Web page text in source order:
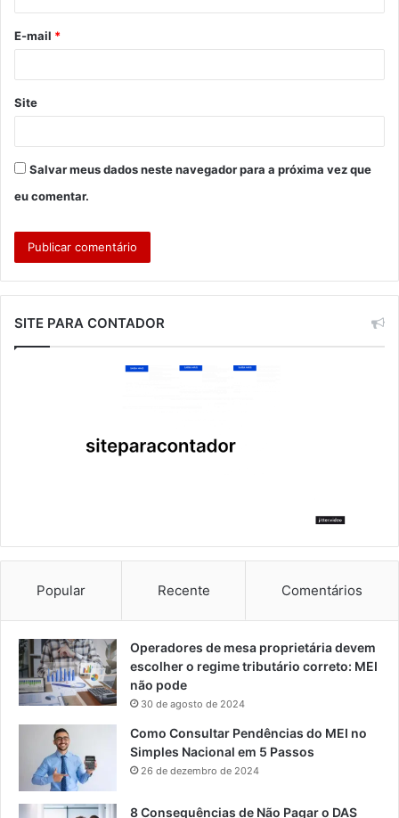
*
E-mail *
Site
Salvar meus dados neste navegador para a próxima vez que
eu comentar.
SITE PARA CONTADOR
Popular Recente Comentários
Operadores de mesa proprietária devem
escolher o regime tributário correto: MEI
não pode
30 de agosto de 2024
Como Consultar Pendências do MEI no
Simples Nacional em 5 Passos
26 de dezembro de 2024
8 Consequências de Não Pagar o DAS